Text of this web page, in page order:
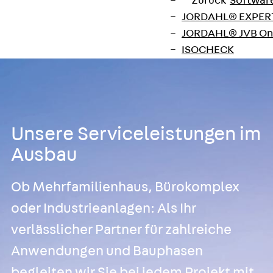
JORDAHL®
JORDAHL® JVB
ISOCHECK
Zurück Services
Referenzen
Zurück
Produkte
Zurück
Unsere Serviceleistungen im
Ausbau
Ob Mehrfamilienhaus, Bürokomplex
oder Industrieanlagen: Als Ihr
verlässlicher Partner für zahlreiche
Anwendungen und Bauphasen